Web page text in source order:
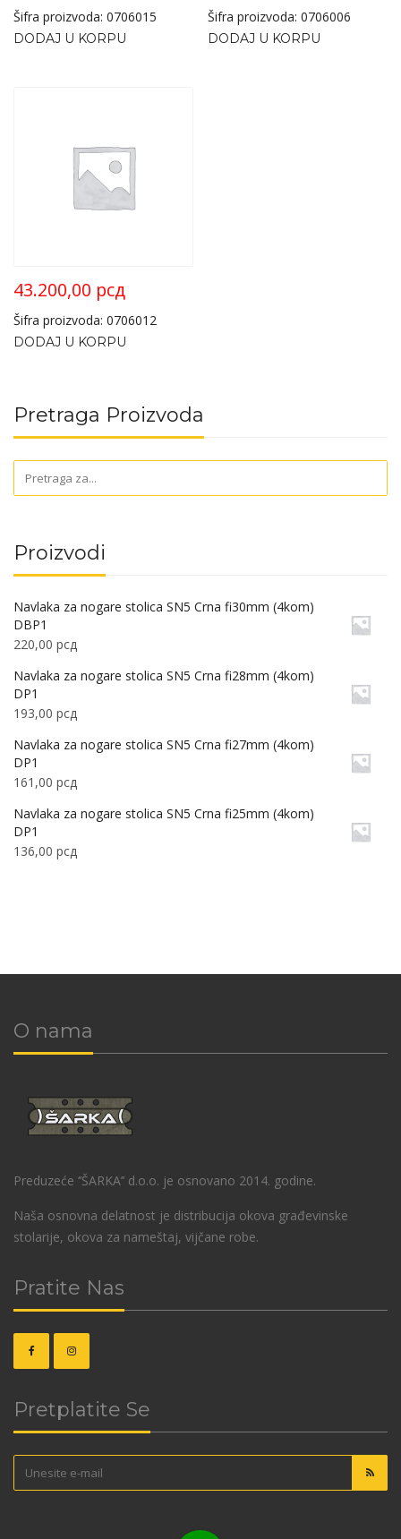
Šifra proizvoda: 0706015
DODAJ U KORPU
Šifra proizvoda: 0706006
DODAJ U KORPU
43.200,00 рсд
Šifra proizvoda: 0706012
DODAJ U KORPU
Pretraga Proizvoda
Proizvodi
Navlaka za nogare stolica SN5 Crna fi30mm (4kom)
DBP1
220,00 рсд
Navlaka za nogare stolica SN5 Crna fi28mm (4kom)
DP1
193,00 рсд
Navlaka za nogare stolica SN5 Crna fi27mm (4kom)
DP1
161,00 рсд
Navlaka za nogare stolica SN5 Crna fi25mm (4kom)
DP1
136,00 рсд
O nama
Preduzeće ‘’ŠARKA’’ d.o.o. je osnovano 2014. godine.
Naša osnovna delatnost je distribucija okova građevinske
stolarije, okova za nameštaj, vijčane robe.
Pratite Nas
Pretplatite Se